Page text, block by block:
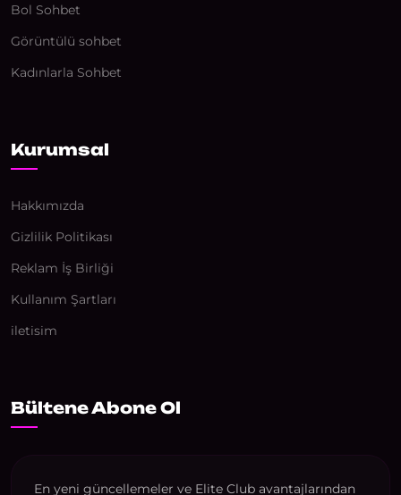
Bol Sohbet
Görüntülü sohbet
Kadınlarla Sohbet
Kurumsal
Hakkımızda
Gizlilik Politikası
Reklam İş Birliği
Kullanım Şartları
iletisim
Bültene Abone Ol
En yeni güncellemeler ve Elite Club avantajlarından